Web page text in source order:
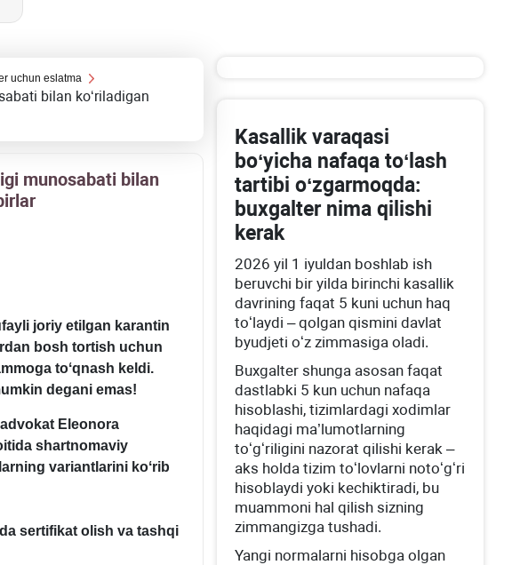
uchun eslatma
bilan koʻriladigan
munosabati bilan
joriy etilgan karantin
bosh tortish uchun
toʻqnash keldi.
degani emas!
Eleonora
shartnomaviy
variantlarini koʻrib
sertifikat olish va tashqi
Kasallik varaqasi
boʻyicha nafaqa toʻlash
tartibi oʻzgarmoqda:
buхgalter nima qilishi
kerak
2026 yil 1 iyuldan boshlab ish
beruvchi bir yilda birinchi kasallik
davrining faqat 5 kuni uchun haq
toʻlaydi – qolgan qismini davlat
byudjeti oʻz zimmasiga oladi.
Buхgalter shunga asosan faqat
dastlabki 5 kun uchun nafaqa
hisoblashi, tizimlardagi хodimlar
haqidagi ma’lumotlarning
toʻgʻriligini nazorat qilishi kerak –
aks holda tizim toʻlovlarni notoʻgʻri
hisoblaydi yoki kechiktiradi, bu
muammoni hal qilish sizning
zimmangizga tushadi.
Yangi normalarni hisobga olgan